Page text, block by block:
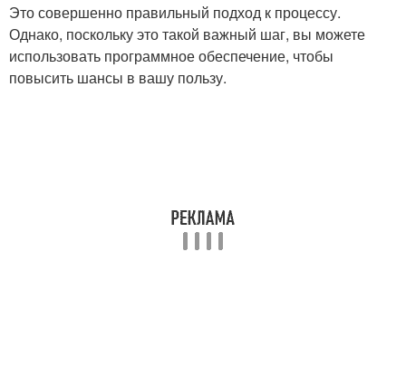
Это совершенно правильный подход к процессу.
Однако, поскольку это такой важный шаг, вы можете
использовать программное обеспечение, чтобы
повысить шансы в вашу пользу.